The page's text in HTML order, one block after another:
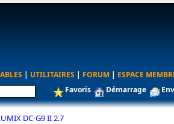
| UTILITAIRES | FORUM | ESPACE
Favoris Démarrage
DC-G9 II 2.7